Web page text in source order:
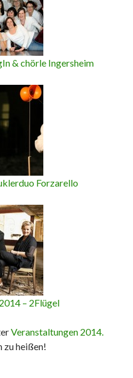
& chörle Ingersheim
Forzarello
– 2Flügel
Veranstaltungen 2014.
zu heißen!